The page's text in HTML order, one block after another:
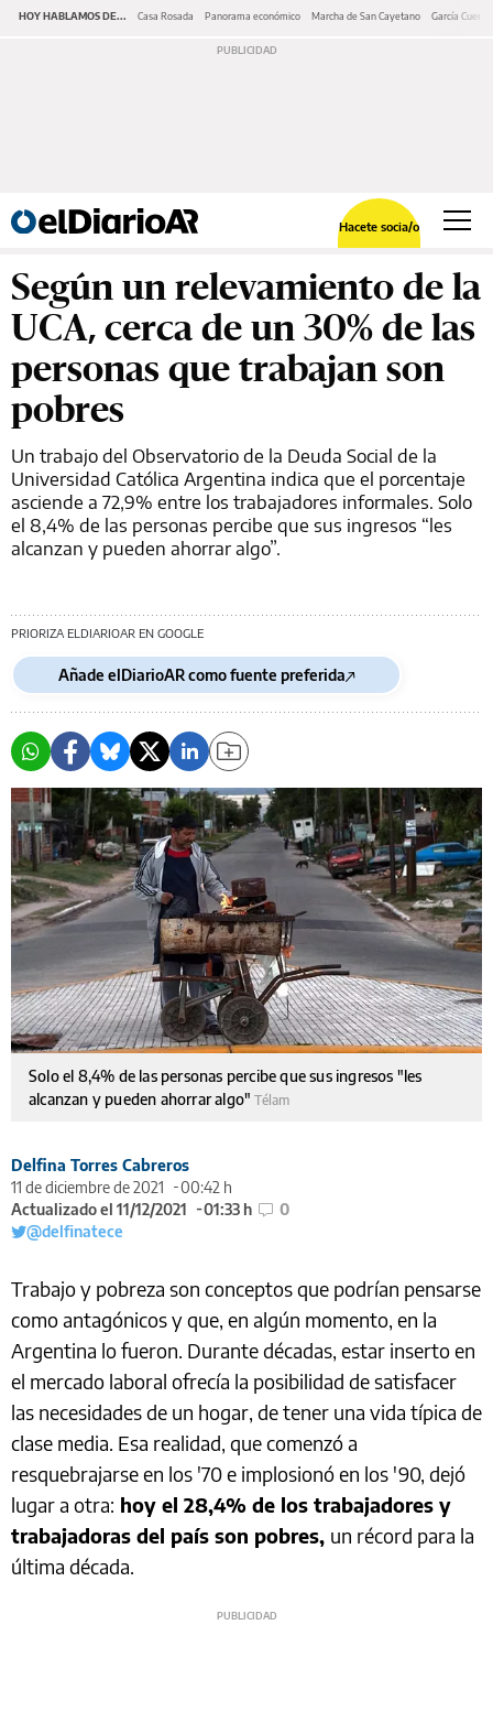
HOY HABLAMOS DE... Casa Rosada Panorama económico Marcha de San Cayetano García Cuerva
Hacete socia/o
Según un relevamiento de la
UCA, cerca de un 30% de las
personas que trabajan son
pobres
Un trabajo del Observatorio de la Deuda Social de la
Universidad Católica Argentina indica que el porcentaje
asciende a 72,9% entre los trabajadores informales. Solo
el 8,4% de las personas percibe que sus ingresos “les
alcanzan y pueden ahorrar algo”.
PRIORIZA ELDIARIOAR EN GOOGLE
Añade elDiarioAR como fuente preferida
Solo el 8,4% de las personas percibe que sus ingresos "les
alcanzan y pueden ahorrar algo"Télam
Delfina Torres Cabreros
11 de diciembre de 2021
00:42 h
Actualizado el 11/12/2021
01:33 h
0
@delfinatece
Trabajo y pobreza son conceptos que podrían pensarse
como antagónicos y que, en algún momento, en la
Argentina lo fueron. Durante décadas, estar inserto en
el mercado laboral ofrecía la posibilidad de satisfacer
las necesidades de un hogar, de tener una vida típica de
clase media. Esa realidad, que comenzó a
resquebrajarse en los '70 e implosionó en los '90, dejó
lugar a otra: hoy el 28,4% de los trabajadores y
trabajadoras del país son pobres, un récord para la
última década.